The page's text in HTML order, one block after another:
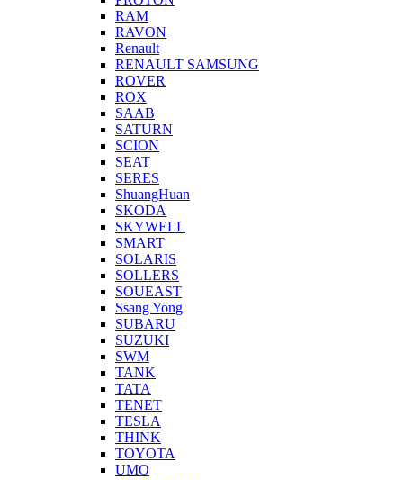
RAM
RAVON
Renault
RENAULT SAMSUNG
ROVER
ROX
SAAB
SATURN
SCION
SEAT
SERES
ShuangHuan
SKODA
SKYWELL
SMART
SOLARIS
SOLLERS
SOUEAST
Ssang Yong
SUBARU
SUZUKI
SWM
TANK
TATA
TENET
TESLA
THINK
TOYOTA
UMO